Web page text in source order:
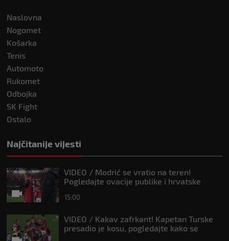
Naslovna
Nogomet
Košarka
Tenis
Automoto
Rukomet
Odbojka
SK Fight
Ostalo
Najčitanije vijesti
VIDEO / Modrić se vratio na teren!
Pogledajte ovacije publike i hrvatske
15:00
VIDEO / Kakav zafrkant! Kapetan Turske
presadio je kosu, pogledajte kako se